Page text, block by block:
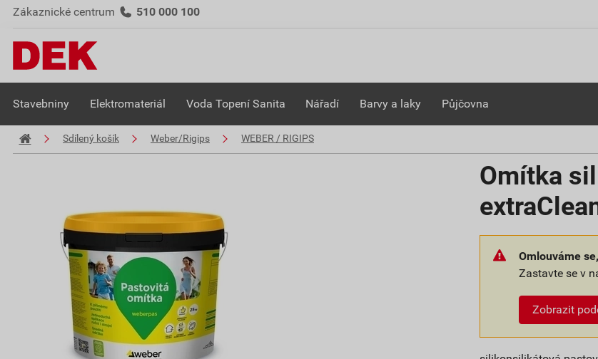
Zákaznické centrum 510 000 100
Stavebniny Elektromateriál Voda Topení Sanita Nářadí Barvy a laky Půjčovna
Sdílený košík Weber/Rigips WEBER / RIGIPS
Omítka
Omlouváme
Zastavte se v
Zobrazit